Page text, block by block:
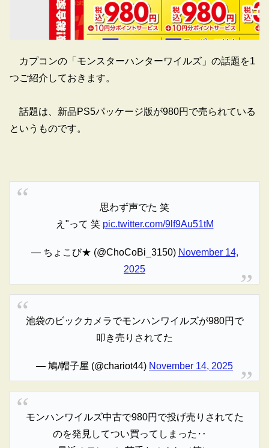
カプコンの「モンスターハンターワイルズ」の話題を1
つご紹介しておきます。
話題は、新品PS5パッケージ版が980円で売られている
というものです。
思わず声でた 笑
え"って 笑 pic.twitter.com/9lf9Au51tM
— ちょこび★ (@ChoCoBi_3150) November 14,
2025
池袋のビックカメラでモンハンワイルズが980円で
叩き売りされてた
— 鳩/帽子屋 (@chariot44) November 14, 2025
モンハンワイルズ中古で980円で投げ売りされてた
のを発見してつい買ってしまった‥